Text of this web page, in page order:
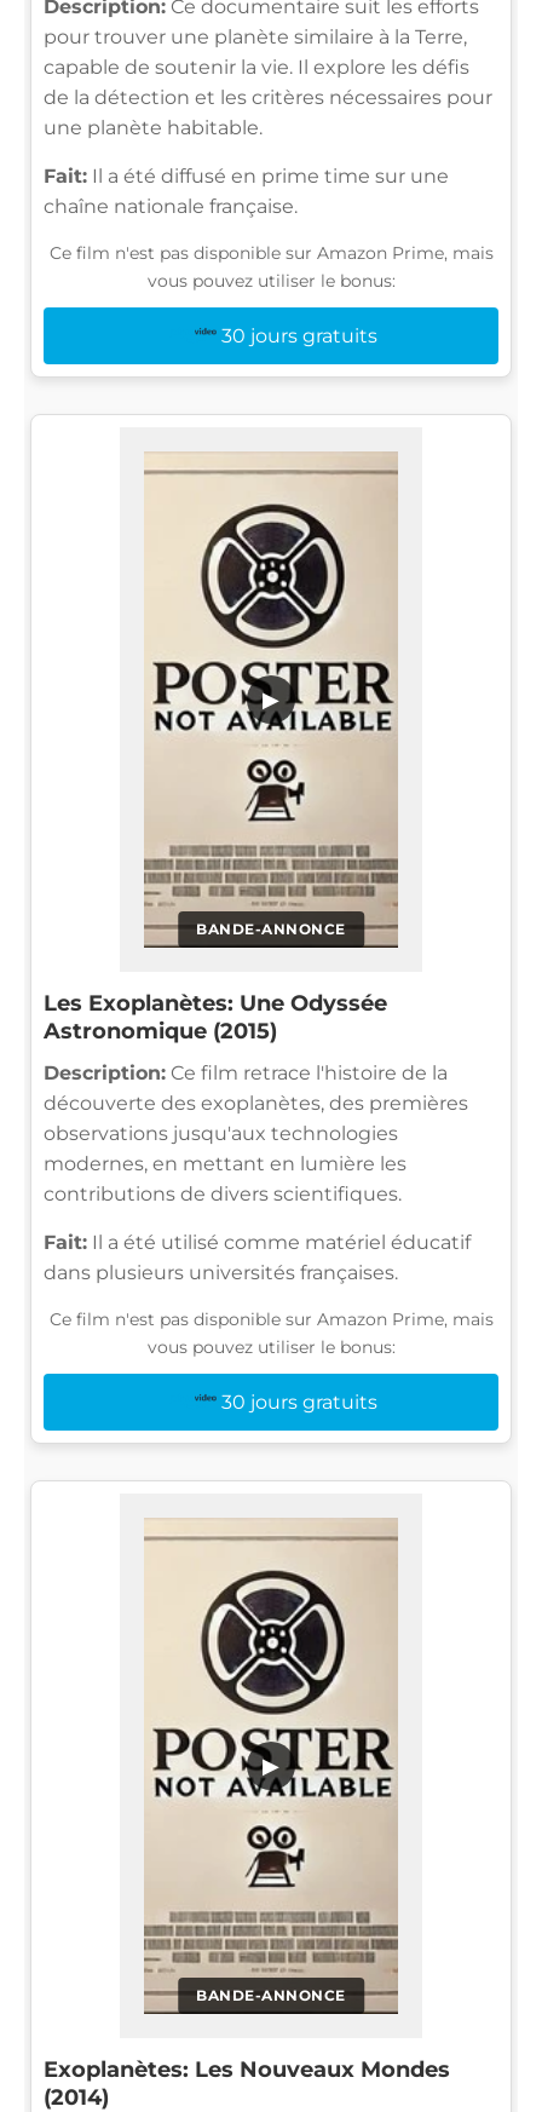
Description: Ce documentaire suit les efforts
pour trouver une planète similaire à la Terre,
capable de soutenir la vie. Il explore les défis
de la détection et les critères nécessaires pour
une planète habitable.
Fait: Il a été diffusé en prime time sur une
chaîne nationale française.
Ce film n'est pas disponible sur Amazon Prime, mais
vous pouvez utiliser le bonus:
30 jours gratuits
BANDE-ANNONCE
▶
Les Exoplanètes: Une Odyssée
Astronomique (2015)
Description: Ce film retrace l'histoire de la
découverte des exoplanètes, des premières
observations jusqu'aux technologies
modernes, en mettant en lumière les
contributions de divers scientifiques.
Fait: Il a été utilisé comme matériel éducatif
dans plusieurs universités françaises.
Ce film n'est pas disponible sur Amazon Prime, mais
vous pouvez utiliser le bonus:
30 jours gratuits
BANDE-ANNONCE
▶
Exoplanètes: Les Nouveaux Mondes
(2014)